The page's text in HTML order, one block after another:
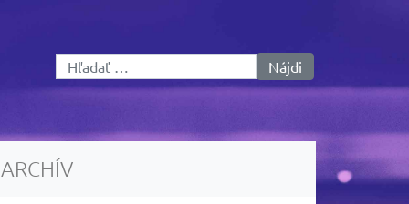
Hľadať:
ARCHÍV